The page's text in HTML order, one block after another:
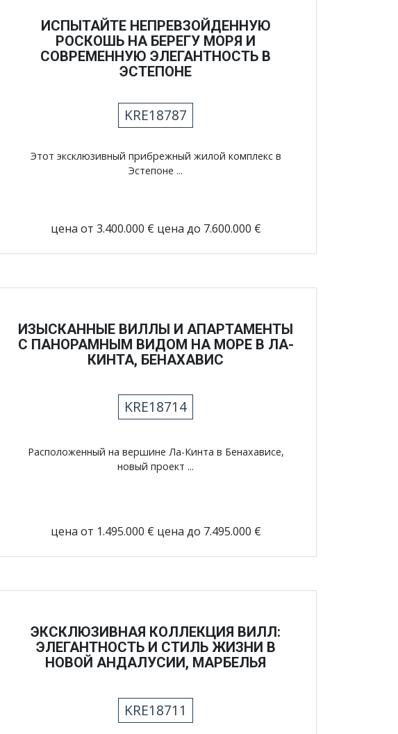
ИСПЫТАЙТЕ НЕПРЕВЗОЙДЕННУЮ
РОСКОШЬ НА БЕРЕГУ МОРЯ И
СОВРЕМЕННУЮ ЭЛЕГАНТНОСТЬ В
ЭСТЕПОНЕ
KRE18787
Этот эксклюзивный прибрежный жилой комплекс в
Эстепоне ...
цена от 3.400.000 € цена до 7.600.000 €
ИЗЫСКАННЫЕ ВИЛЛЫ И АПАРТАМЕНТЫ
С ПАНОРАМНЫМ ВИДОМ НА МОРЕ В ЛА-
КИНТА, БЕНАХАВИС
KRE18714
Расположенный на вершине Ла-Кинта в Бенахависе,
новый проект ...
цена от 1.495.000 € цена до 7.495.000 €
ЭКСКЛЮЗИВНАЯ КОЛЛЕКЦИЯ ВИЛЛ:
ЭЛЕГАНТНОСТЬ И СТИЛЬ ЖИЗНИ В
НОВОЙ АНДАЛУСИИ, МАРБЕЛЬЯ
KRE18711